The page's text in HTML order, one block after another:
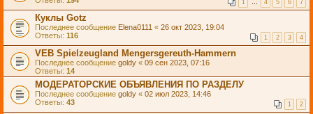
1 … 4 5 6 7
Куклы Gotz
Последнее сообщение Elena0111 « 26 окт 2023, 19:04
Ответы: 116 1 2 3 4
VEB Spielzeugland Mengersgereuth-Hammern
Последнее сообщение goldy « 09 сен 2023, 07:16
Ответы: 14
МОДЕРАТОРСКИЕ ОБЪЯВЛЕНИЯ ПО РАЗДЕЛУ
Последнее сообщение goldy « 02 июл 2023, 14:46
Ответы: 43 1 2